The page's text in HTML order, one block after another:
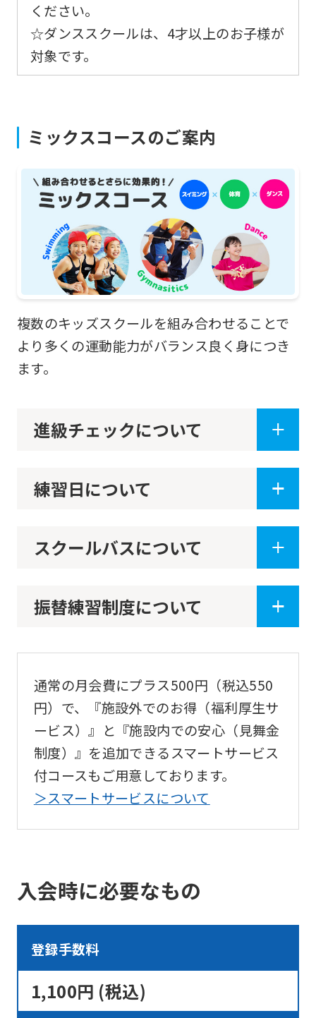
ください。
☆ダンススクールは、4才以上のお子様が
対象です。
ミックスコースのご案内
複数のキッズスクールを組み合わせることで
より多くの運動能力がバランス良く身につき
ます。
進級チェックについて
練習日について
スクールバスについて
振替練習制度について
通常の月会費にプラス500円（税込550
円）で、『施設外でのお得（福利厚生サ
ービス）』と『施設内での安心（見舞金
制度）』を追加できるスマートサービス
付コースもご用意しております。
＞スマートサービスについて
入会時に必要なもの
登録手数料
1,100円 (税込)
the
page.
you
an
automatic
translation
service,
the
Japanese
version
of
be
may
an
translation.
The
translation
may
differ
from
the
ask
you
understand